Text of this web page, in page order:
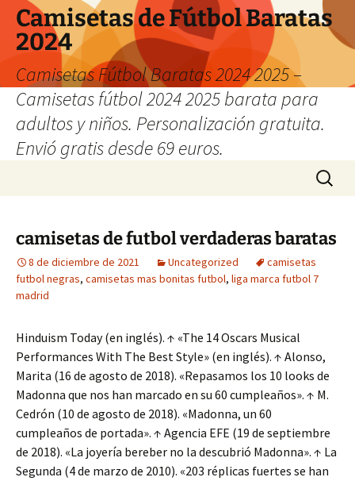
Camisetas de Fútbol Baratas
2024
Camisetas Fútbol Baratas 2024 2025 –
Camisetas fútbol 2024 2025 barata para
adultos y niños. Personalización gratuita.
Envió gratis desde 69 euros.
Buscar:
camisetas de futbol verdaderas baratas
8 de diciembre de 2021 Uncategorized
camisetas
futbol negras, camisetas mas bonitas futbol, liga marca futbol 7
madrid
Hinduism Today (en inglés). ↑ «The 14 Oscars Musical
Performances With The Best Style» (en inglés). ↑ Alonso,
Marita (16 de agosto de 2018). «Repasamos los 10 looks de
Madonna que nos han marcado en su 60 cumpleaños». ↑ M.
Cedrón (10 de agosto de 2018). «Madonna, un 60
cumpleaños de portada». ↑ Agencia EFE (19 de septiembre
de 2018). «La joyería bereber no la descubrió Madonna». ↑ La
Segunda (4 de marzo de 2010). «203 réplicas fuertes se han